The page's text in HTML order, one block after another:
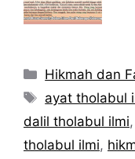
Kategori
Hikmah dan
Tag
ayat tholabul
dalil tholabul ilmi,
tholabul ilmi,